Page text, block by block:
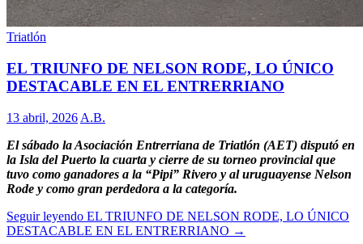
Triatlón
EL TRIUNFO DE NELSON RODE, LO ÚNICO
DESTACABLE EN EL ENTRERRIANO
13 abril, 2026 A.B.
El sábado la Asociación Entrerriana de Triatlón (AET) disputó en
la Isla del Puerto la cuarta y cierre de su torneo provincial que
tuvo como ganadores a la “Pipi” Rivero y al uruguayense Nelson
Rode y como gran perdedora a la categoría.
Seguir leyendo EL TRIUNFO DE NELSON RODE, LO ÚNICO
DESTACABLE EN EL ENTRERRIANO →